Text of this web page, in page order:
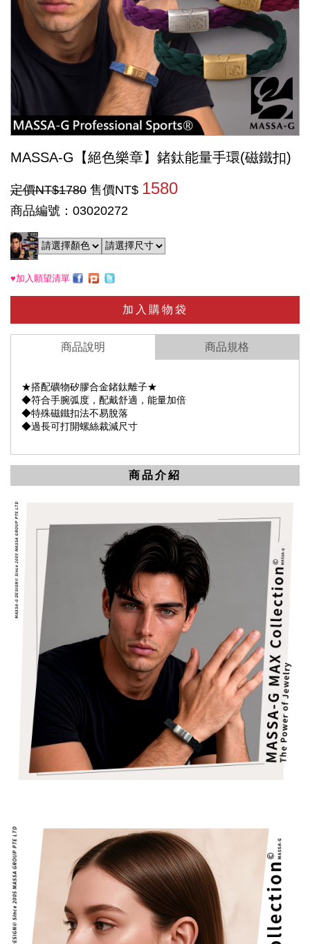
MASSA-G【絕色樂章】鍺鈦能量手環(磁鐵扣)
定價NT$1780 售價NT$ 1580
商品編號：03020272
♥加入願望清單
加入購物袋
商品說明 商品規格
★搭配礦物矽膠合金鍺鈦離子★
◆符合手腕弧度，配戴舒適，能量加倍
◆特殊磁鐵扣法不易脫落
◆過長可打開螺絲裁減尺寸
商品介紹